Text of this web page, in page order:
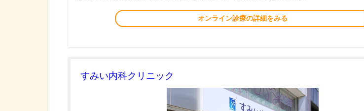
オンライン診療の詳細をみる
すみい内科クリニック